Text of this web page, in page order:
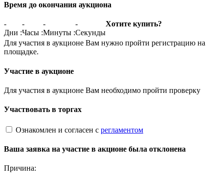
Время до окончания аукциона
-
Дни :
-
Часы :
-
Минуты :
-
Секунды
Хотите купить?
Для участия в аукционе Вам нужно пройти регистрацию на
площадке.
Участие в аукционе
Для участия в аукционе Вам необходимо пройти проверку
Участвовать в торгах
Ознакомлен и согласен с регламентом
Ваша заявка на участие в акционе была отклонена
Причина: